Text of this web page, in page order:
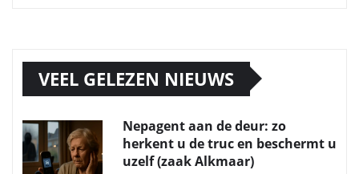
VEEL GELEZEN NIEUWS
Nepagent aan de deur: zo
herkent u de truc en beschermt u
uzelf (zaak Alkmaar)